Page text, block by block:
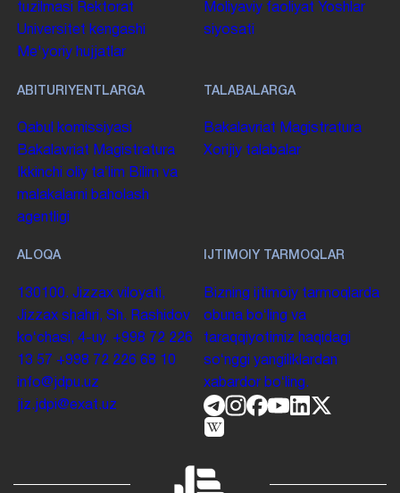
tuzilmasi
Rektorat
Universitet kengashi
Me'yoriy hujjatlar
Moliyaviy faoliyat Yoshlar
siyosati
ABITURIYENTLARGA
Qabul komissiyasi
Bakalavriat Magistratura
Ikkinchi oliy taʼlim Bilim va
malakalarni baholash
agentligi
TALABALARGA
Bakalavriat Magistratura
Xorijiy talabalar
ALOQA
130100. Jizzax viloyati,
Jizzax shahri, Sh. Rashidov
koʻchasi, 4-uy. +998 72 226
13 57 +998 72 226 68 10
info@jdpu.uz
jiz.jdpi@exat.uz
IJTIMOIY TARMOQLAR
Bizning ijtimoiy tarmoqlarda
obuna boʻling va
taraqqiyotimiz haqidagi
soʻnggi yangiliklardan
xabardor boʻling.